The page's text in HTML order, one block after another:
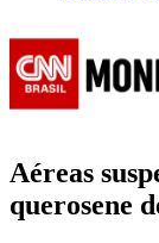
Aéreas
querosene